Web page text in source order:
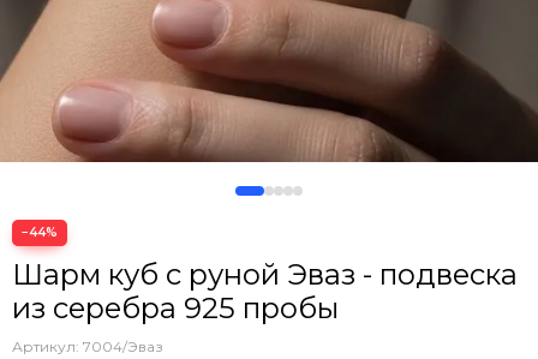
−44%
Шарм куб с руной Эваз - подвеска
из серебра 925 пробы
Артикул: 7004/Эваз